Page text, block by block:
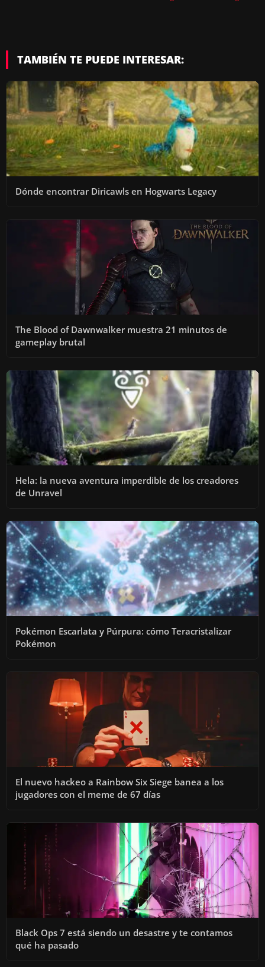
TAMBIÉN TE PUEDE INTERESAR:
Dónde encontrar Diricawls en Hogwarts Legacy
The Blood of Dawnwalker muestra 21 minutos de
gameplay brutal
Hela: la nueva aventura imperdible de los creadores
de Unravel
Pokémon Escarlata y Púrpura: cómo Teracristalizar
Pokémon
El nuevo hackeo a Rainbow Six Siege banea a los
jugadores con el meme de 67 días
Black Ops 7 está siendo un desastre y te contamos
qué ha pasado